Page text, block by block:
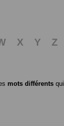
X Y
Z
mots différents qui